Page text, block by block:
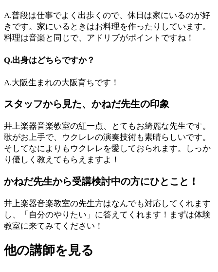
A.普段は仕事でよく出歩くので、休日は家にいるのが好
きです。家にいるときはお料理を作ったりしています。
料理は音楽と同じで、アドリブがポイントですね！
Q.出身はどちらですか？
A.大阪生まれの大阪育ちです！
スタッフから見た、かねだ先生の印象
井上楽器音楽教室の紅一点、とてもお綺麗な先生です。
歌がお上手で、ウクレレの演奏技術も素晴らしいです。
そしてなによりもウクレレを愛しておられます。しっか
り優しく教えてもらえますよ！
かねだ先生から受講検討中の方にひとこと！
井上楽器音楽教室の先生方はなんでも対応してくれます
し、「自分のやりたい」に答えてくれます！まずは体験
教室に来てみてください！
他の講師を見る